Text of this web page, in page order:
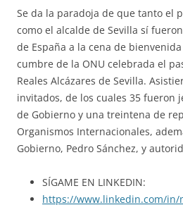
Se da la paradoja de que tanto el
como el alcalde de Sevilla sí
de España a la cena de
cumbre de la ONU celebrada el
Reales Alcázares de Sevilla.
invitados, de los cuales 35 fueron
de Gobierno y una treintena de
Organismos Internacionales,
Gobierno, Pedro Sánchez, y
SÍGAME EN LINKEDIN:
https://www.linkedin.com/in/